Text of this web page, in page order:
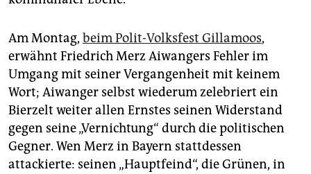
Am Montag, beim Polit-Volksfest Gillamoos,
erwähnt Friedrich Merz Aiwangers Fehler im
Umgang mit seiner Vergangenheit mit keinem
Wort; Aiwanger selbst wiederum zelebriert ein
Bierzelt weiter allen Ernstes seinen Widerstand
gegen seine „Vernichtung“ durch die politischen
Gegner. Wen Merz in Bayern stattdessen
attackierte: seinen „Hauptfeind“, die Grünen, in